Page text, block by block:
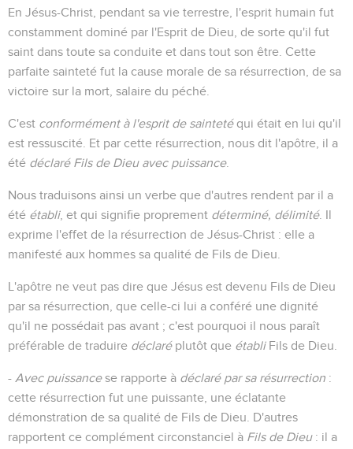
En Jésus-Christ, pendant sa vie terrestre, l'esprit humain fut
constamment dominé par l'Esprit de Dieu, de sorte qu'il fut
saint dans toute sa conduite et dans tout son être. Cette
parfaite sainteté fut la cause morale de sa résurrection, de sa
victoire sur la mort, salaire du péché.
C'est conformément à l'esprit de saintetéqui était en lui qu'il
est ressuscité. Et par cette résurrection, nous dit l'apôtre, il a
été déclaré Fils de Dieu avec puissance.
Nous traduisons ainsi un verbe que d'autres rendent par il a
été établi, et qui signifie proprement déterminé, délimité. Il
exprime l'effet de la résurrection de Jésus-Christ : elle a
manifesté aux hommes sa qualité de Fils de Dieu.
L'apôtre ne veut pas dire que Jésus est devenu Fils de Dieu
par sa résurrection, que celle-ci lui a conféré une dignité
qu'il ne possédait pas avant ; c'est pourquoi il nous paraît
préférable de traduire déclaréplutôt que établiFils de Dieu.
- Avec puissancese rapporte à déclaré par sa résurrection :
cette résurrection fut une puissante, une éclatante
démonstration de sa qualité de Fils de Dieu. D'autres
rapportent ce complément circonstanciel à Fils de Dieu: il a